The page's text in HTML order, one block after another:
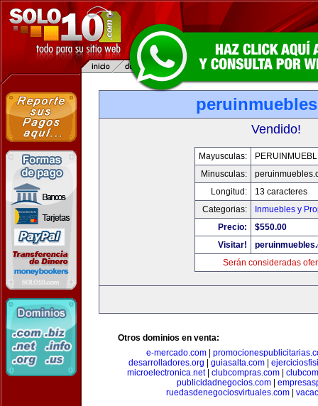
Vendido!
Mayusculas:
Minusculas:
Longitud:
13 caracteres
Categorias:
Inmuebles y
Precio:
$550.00
Visitar!
Serán consideradas
Otros dominios en venta:
e-mercado.com|
desarrolladores.org
guiasalta.com|
microelectronica.net| clubcompras.com
publicidadnegocios.com
ruedasdenegociosvirtuales.com|